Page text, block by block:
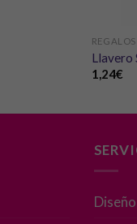
Llavero
1,24€